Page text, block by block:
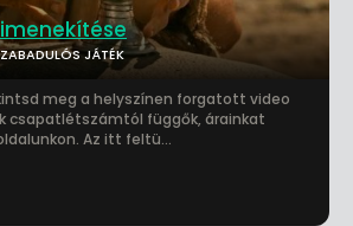
JÁTÉK
meg a helyszínen forgatott video
csapatlétszámtól függők, árainkat
Az itt feltü...